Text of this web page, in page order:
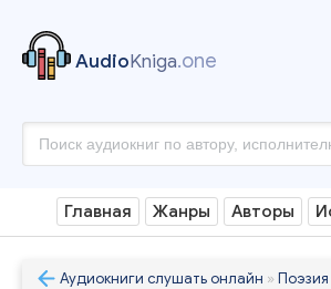
AudioKniga.one
Главная Жанры Авторы
Аудиокниги слушать онлайн » Поэзия